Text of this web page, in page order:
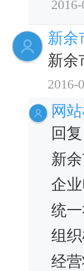
新余
新余
2016-
网
回
新
企业
统
组
经